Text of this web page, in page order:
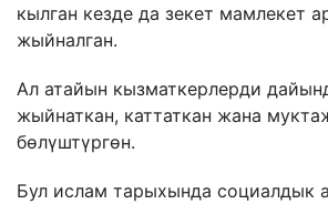
кылган кезде да зекет мамлекет
жыйналган.
Ал атайын кызматкерлерди
жыйнаткан, каттаткан жана
бөлүштүргөн.
Бул ислам тарыхында социалдык